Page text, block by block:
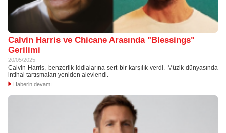
Calvin Harris ve Chicane Arasında "Blessings"
Gerilimi
20/05/2025
Calvin Harris, benzerlik iddialarına sert bir karşılık verdi. Müzik dünyasında
intihal tartışmaları yeniden alevlendi.
Haberin devamı